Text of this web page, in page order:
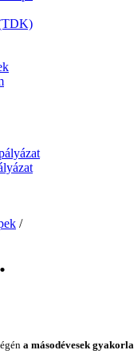
/
a másodévesek